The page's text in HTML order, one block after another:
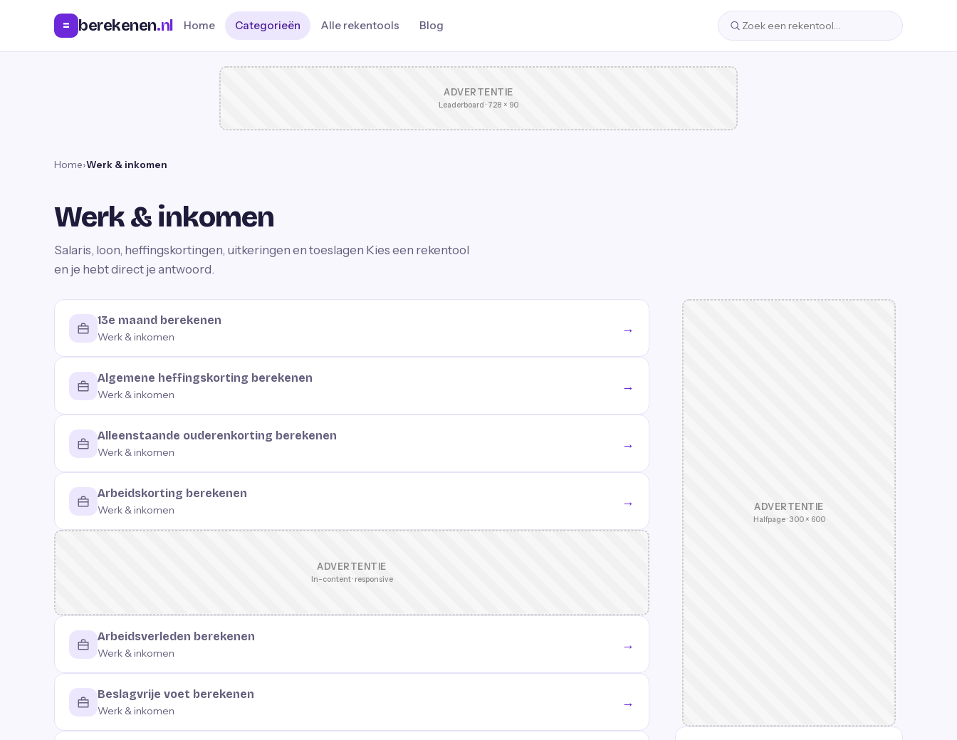
= berekenen.nl Home Categorieën Alle rekentools Blog
ADVERTENTIE
Leaderboard · 728 × 90
Home›Werk & inkomen
Werk & inkomen
Salaris, loon, heffingskortingen, uitkeringen en toeslagen Kies een rekentool
en je hebt direct je antwoord.
13e maand berekenen
Werk & inkomen
→
Algemene heffingskorting berekenen
Werk & inkomen
→
Alleenstaande ouderenkorting berekenen
Werk & inkomen
→
Arbeidskorting berekenen
Werk & inkomen
→
ADVERTENTIE
In-content · responsive
Arbeidsverleden berekenen
Werk & inkomen
→
Beslagvrije voet berekenen
Werk & inkomen
→
ADVERTENTIE
Halfpage · 300 × 600